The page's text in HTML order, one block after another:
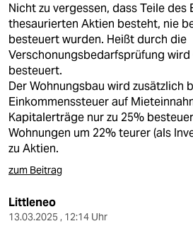
Nicht zu vergessen, dass Teile des
thesaurierten Aktien besteht, nie
besteuert wurden. Heißt durch die
Verschonungsbedarfsprüfung
besteuert.
Der Wohnungsbau wird zusätzlich
Einkommenssteuer auf
Kapitalerträge nur zu 25%
Wohnungen um 22% teurer (als
zu Aktien.
zum Beitrag
Littleneo
13.03.2025 , 12:14 Uhr